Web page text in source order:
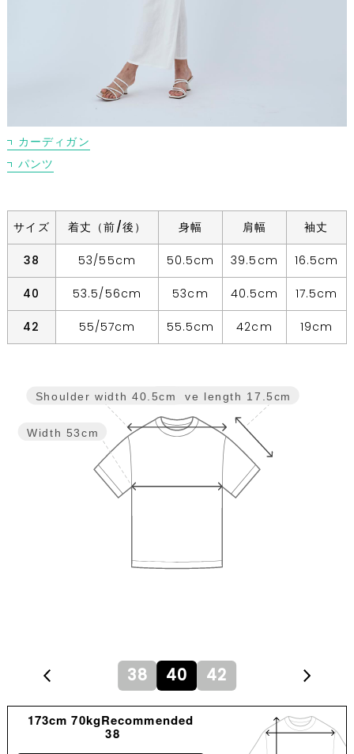
カーディガン
パンツ
サイズ 着丈（前/後） 身幅 肩幅 袖丈
38 53/55cm 50.5cm 39.5cm 16.5cm
40 53.5/56cm 53cm 40.5cm 17.5cm
42 55/57cm 55.5cm 42cm 19cm
Sleeve length 17.5cm
Width 53cm
Shoulder width 40.5cm
38 40 42
173cm 70kgRecommended
38